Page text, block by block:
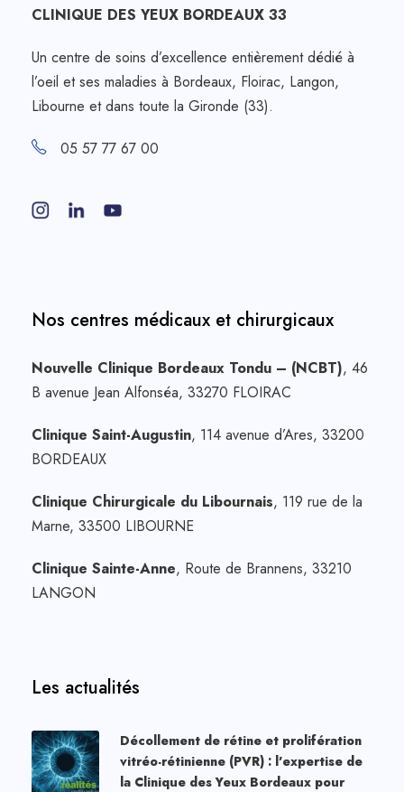
CLINIQUE DES YEUX BORDEAUX 33
Un centre de soins d’excellence entièrement dédié à
l’oeil et ses maladies à Bordeaux, Floirac, Langon,
Libourne et dans toute la Gironde (33).
05 57 77 67 00
Nos centres médicaux et chirurgicaux
Nouvelle Clinique Bordeaux Tondu – (NCBT), 46
B avenue Jean Alfonséa, 33270 FLOIRAC
Clinique Saint-Augustin, 114 avenue d’Ares, 33200
BORDEAUX
Clinique Chirurgicale du Libournais, 119 rue de la
Marne, 33500 LIBOURNE
Clinique Sainte-Anne, Route de Brannens, 33210
LANGON
Les actualités
Décollement de rétine et prolifération
vitréo-rétinienne (PVR) : l’expertise de
la Clinique des Yeux Bordeaux pour